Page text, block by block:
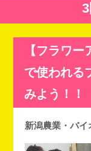
【フラワ
で使われる
みよう！！
新潟農業・バイ